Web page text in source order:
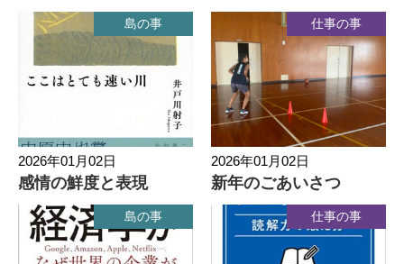
島の事
2026年01月02日
感情の鮮度と表現
仕事の事
2026年01月02日
新年のごあいさつ
島の事 仕事の事